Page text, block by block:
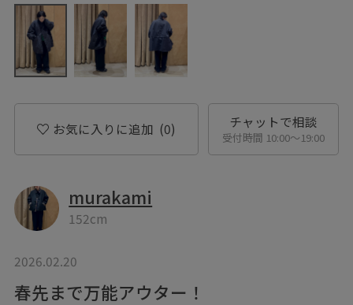
お気に入りに追加 (0) チャットで相談
受付時間 10:00〜19:00
murakami
152cm
2026.02.20
春先まで万能アウター！